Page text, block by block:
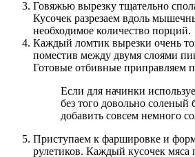
Говяжью вырезку тщательно
Кусочек разрезаем вдоль
необходимое количество порций.
Каждый ломтик вырезки очень
поместив между двумя слоями
Готовые отбивные приправляем
Если для начинки
без того довольно соленый
добавить совсем немного
Приступаем к фаршировке и
рулетиков. Каждый кусочек